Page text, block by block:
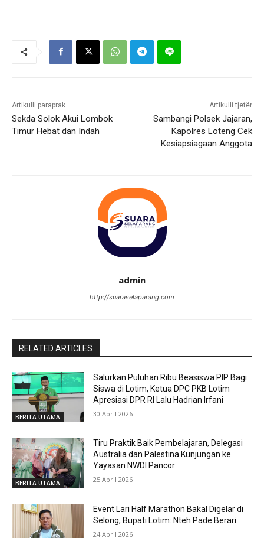
Artikulli paraprak
Sekda Solok Akui Lombok
Timur Hebat dan Indah
Artikulli tjetër
Sambangi Polsek Jajaran,
Kapolres Loteng Cek
Kesiapsiagaan Anggota
admin
http://suaraselaparang.com
RELATED ARTICLES
BERITA UTAMA
Salurkan Puluhan Ribu Beasiswa PIP Bagi
Siswa di Lotim, Ketua DPC PKB Lotim
Apresiasi DPR RI Lalu Hadrian Irfani
30 April 2026
BERITA UTAMA
Tiru Praktik Baik Pembelajaran, Delegasi
Australia dan Palestina Kunjungan ke
Yayasan NWDI Pancor
25 April 2026
Event Lari Half Marathon Bakal Digelar di
Selong, Bupati Lotim: Nteh Pade Berari
24 April 2026